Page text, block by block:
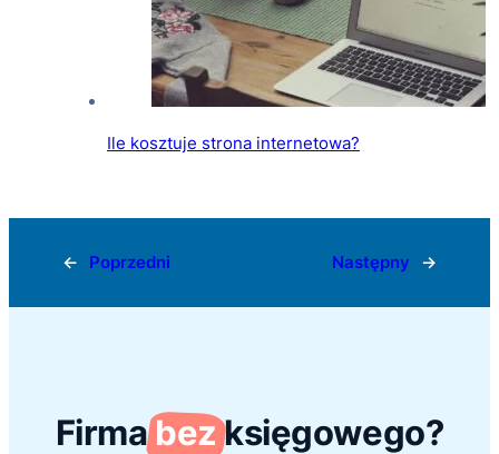
Ile kosztuje strona internetowa?
← Poprzedni Następny →
Firmabezksięgowego?